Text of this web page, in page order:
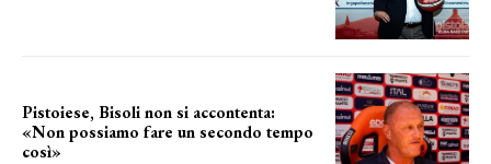
Pistoiese, Bisoli non si accontenta:
«Non possiamo fare un secondo tempo
così»